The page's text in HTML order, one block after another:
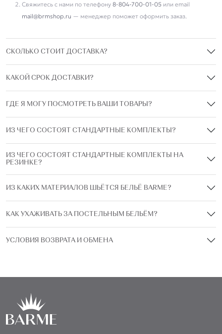
Свяжитесь с нами по телефону 8-804-700-01-05 или email
mail@brmshop.ru — менеджер поможет оформить заказ.
СКОЛЬКО СТОИТ ДОСТАВКА?
КАКОЙ СРОК ДОСТАВКИ?
ГДЕ Я МОГУ ПОСМОТРЕТЬ ВАШИ ТОВАРЫ?
ИЗ ЧЕГО СОСТОЯТ СТАНДАРТНЫЕ КОМПЛЕКТЫ?
ИЗ ЧЕГО СОСТОЯТ СТАНДАРТНЫЕ КОМПЛЕКТЫ НА
РЕЗИНКЕ?
ИЗ КАКИХ МАТЕРИАЛОВ ШЬЁТСЯ БЕЛЬЁ BARME?
КАК УХАЖИВАТЬ ЗА ПОСТЕЛЬНЫМ БЕЛЬЁМ?
УСЛОВИЯ ВОЗВРАТА И ОБМЕНА